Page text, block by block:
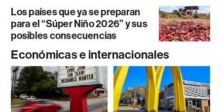
Los países que ya se preparan
para el “Súper Niño 2026” y sus
posibles consecuencias
Económicas e internacionales